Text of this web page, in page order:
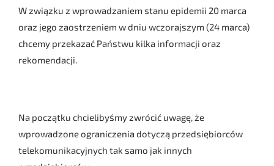
W związku z wprowadzaniem stanu epidemii 20 marca
oraz jego zaostrzeniem w dniu wczorajszym (24 marca)
chcemy przekazać Państwu kilka informacji oraz
rekomendacji.
Na początku chcielibyśmy zwrócić uwagę, że
wprowadzone ograniczenia dotyczą przedsiębiorców
telekomunikacyjnych tak samo jak innych